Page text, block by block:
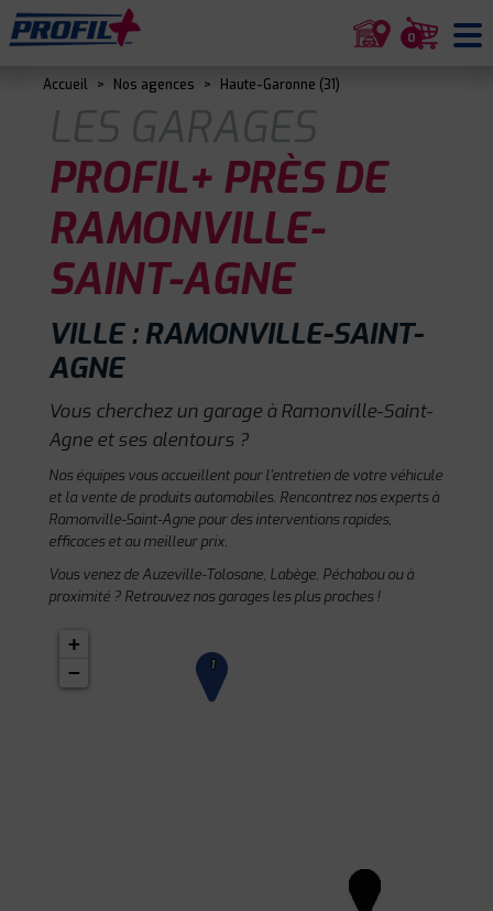
0
Accueil > Nos agences > Haute-Garonne (31)
LES GARAGES
PROFIL+ PRÈS DE
RAMONVILLE-
SAINT-AGNE
VILLE : RAMONVILLE-SAINT-
AGNE
Vous cherchez un garage à Ramonville-Saint-
Agne et ses alentours ?
Nos équipes vous accueillent pour l'entretien de votre véhicule
et la vente de produits automobiles. Rencontrez nos experts à
Ramonville-Saint-Agne pour des interventions rapides,
efficaces et au meilleur prix.
Vous venez de Auzeville-Tolosane, Labège, Péchabou ou à
proximité ? Retrouvez nos garages les plus proches !
1
+
−